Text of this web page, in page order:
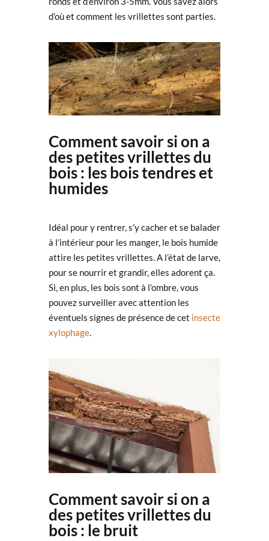
d’où et comment les vrillettes sont parties.
Comment savoir si on a
des petites vrillettes du
bois : les bois tendres et
humides
Idéal pour y rentrer, s’y cacher et se balader
à l’intérieur pour les manger, le bois humide
attire les petites vrillettes. A l’état de larve,
pour se nourrir et grandir, elles adorent ça.
Si, en plus, les bois sont à l’ombre, vous
pouvez surveiller avec attention les
éventuels signes de présence de cet insecte
xylophage.
Comment savoir si on a
des petites vrillettes du
bois : le bruit